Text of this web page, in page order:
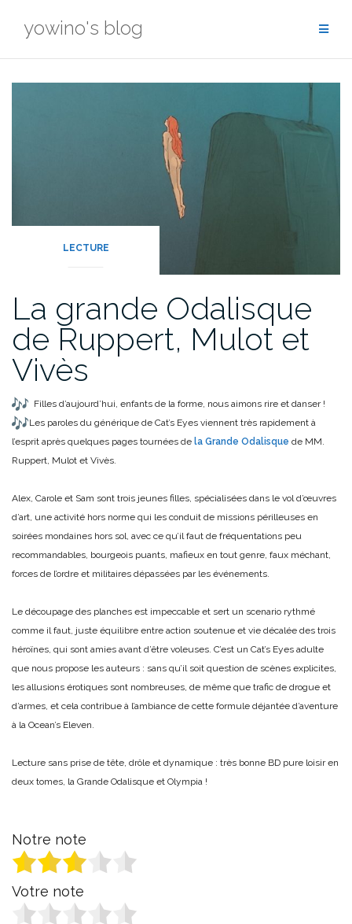
yowino's blog
LECTURE
La grande Odalisque
de Ruppert, Mulot et
Vivès
Filles d’aujourd’hui, enfants de la forme, nous aimons rire et danser !
Les paroles du générique de Cat’s Eyes viennent très rapidement à
l’esprit après quelques pages tournées de la Grande Odalisque de MM.
Ruppert, Mulot et Vivès.
Alex, Carole et Sam sont trois jeunes filles, spécialisées dans le vol d’œuvres
d’art, une activité hors norme qui les conduit de missions périlleuses en
soirées mondaines hors sol, avec ce qu’il faut de fréquentations peu
recommandables, bourgeois puants, mafieux en tout genre, faux méchant,
forces de l’ordre et militaires dépassées par les événements.
Le découpage des planches est impeccable et sert un scenario rythmé
comme il faut, juste équilibre entre action soutenue et vie décalée des trois
héroïnes, qui sont amies avant d’être voleuses. C’est un Cat’s Eyes adulte
que nous propose les auteurs : sans qu’il soit question de scènes explicites,
les allusions érotiques sont nombreuses, de même que trafic de drogue et
d’armes, et cela contribue à l’ambiance de cette formule déjantée d’aventure
à la Ocean’s Eleven.
Lecture sans prise de tête, drôle et dynamique : très bonne BD pure loisir en
deux tomes, la Grande Odalisque et Olympia !
Notre note
Votre note